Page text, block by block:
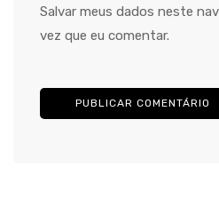
Salvar meus dados neste
vez que eu comentar.